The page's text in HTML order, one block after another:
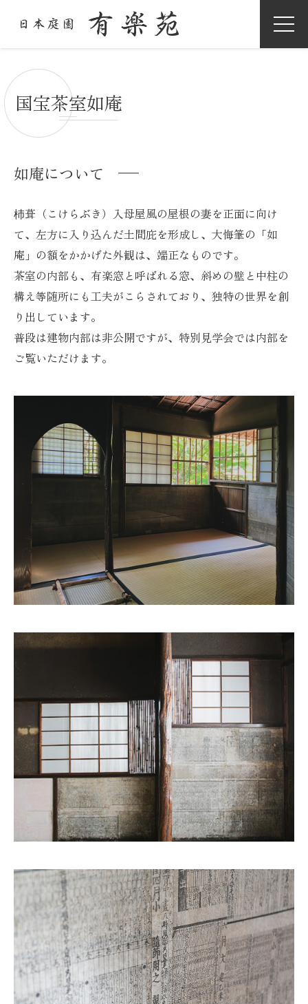
国宝茶室如庵
如庵について
杮葺（こけらぶき）入母屋風の屋根の妻を正面に向け
て、左方に入り込んだ土間庇を形成し、大悔筆の「如
庵」の額をかかげた外観は、端正なものです。
茶室の内部も、有楽窓と呼ばれる窓、斜めの壁と中柱の
構え等随所にも工夫がこらされており、独特の世界を創
り出しています。
普段は建物内部は非公開ですが、特別見学会では内部を
ご覧いただけます。